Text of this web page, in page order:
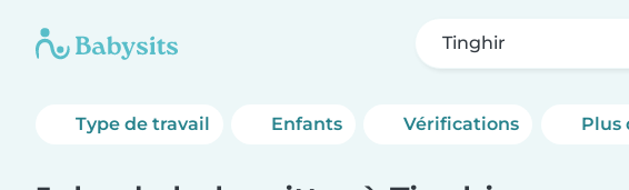
Tinghir
Type de travail Enfants Vérifications Plus